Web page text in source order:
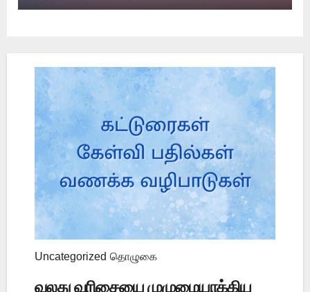
Uncategorized தொழுகை
வலது வரிசையை முழுமையாக்கிய